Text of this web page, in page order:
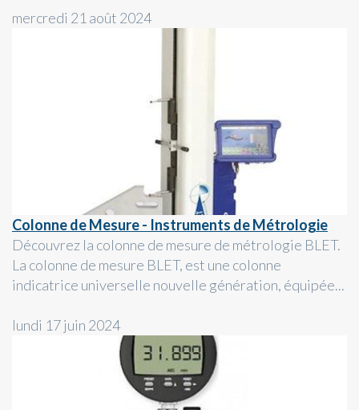
mercredi 21 août 2024
Colonne de Mesure - Instruments de Métrologie
Découvrez la colonne de mesure de métrologie BLET.
La colonne de mesure BLET, est une colonne
indicatrice universelle nouvelle génération, équipée...
lundi 17 juin 2024